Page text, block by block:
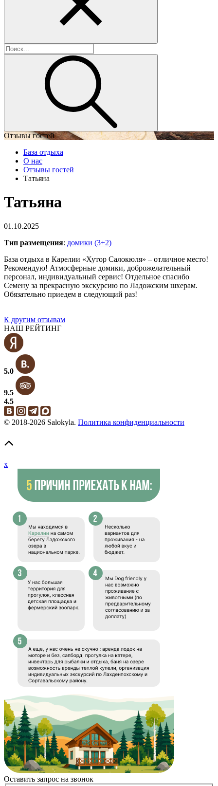
Отзывы гостей
База отдыха
О нас
Отзывы гостей
Татьяна
Татьяна
01.10.2025
Тип размещения: домики (3+2)
База отдыха в Карелии «Хутор Салокюля» – отличное место!
Рекомендую! Атмосферные домики, доброжелательный
персонал, индивидуальный сервис! Отдельное спасибо
Семену за прекрасную экскурсию по Ладожским шхерам.
Обязательно приедем в следующий раз!
К другим отзывам
НАШ РЕЙТИНГ
5.0
9.5
4.5
© 2018-2026 Salokyla. Политика конфиденциальности
x
Оставить запрос на звонок